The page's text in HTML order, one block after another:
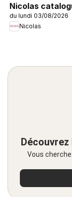
Nicolas
du lundi 03/08/2026
Nicolas
Vous